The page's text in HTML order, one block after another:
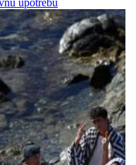
upotrebu